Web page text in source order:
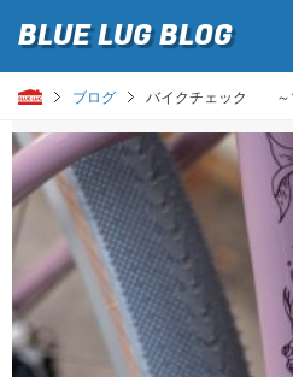
BLUE LUGBLOG
ブログ バイクチェック ～マーメイ